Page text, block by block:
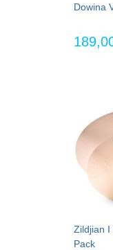
Dowina
Zildjian I
Pack